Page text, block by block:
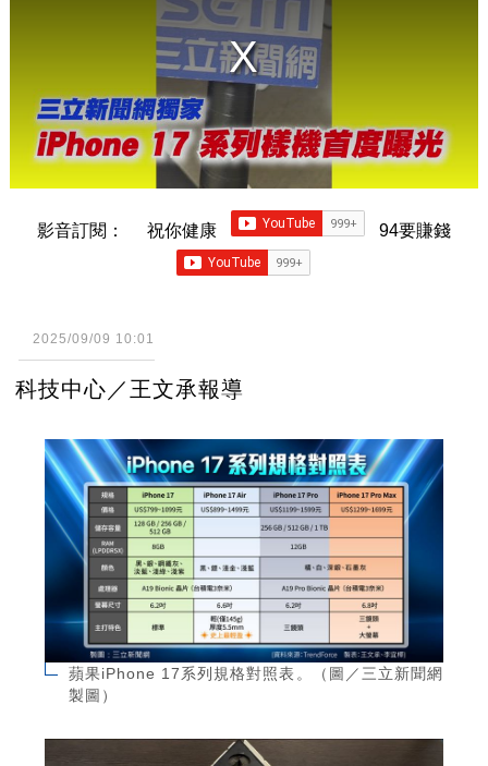
影音訂閱： 祝你健康 94要賺錢
2025/09/09 10:01
科技中心／王文承報導
蘋果iPhone 17系列規格對照表。（圖／三立新聞網
製圖）